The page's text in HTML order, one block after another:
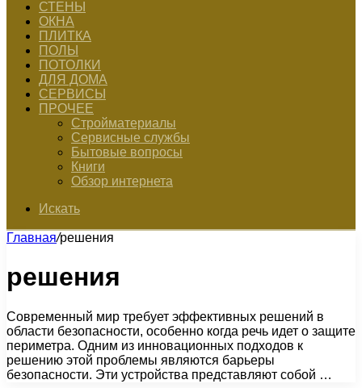
СТЕНЫ
ОКНА
ПЛИТКА
ПОЛЫ
ПОТОЛКИ
ДЛЯ ДОМА
СЕРВИСЫ
ПРОЧЕЕ
Стройматериалы
Сервисные службы
Бытовые вопросы
Книги
Обзор интернета
Искать
Главная/решения
решения
Современный мир требует эффективных решений в
области безопасности, особенно когда речь идет о защите
периметра. Одним из инновационных подходов к
решению этой проблемы являются барьеры
безопасности. Эти устройства представляют собой …